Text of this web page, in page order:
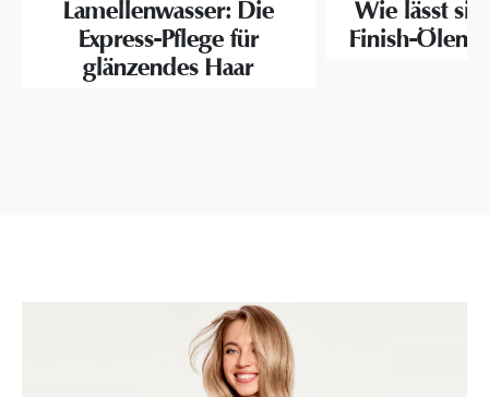
Lamellenwasser: Die
Express-Pflege für
glänzendes Haar
Wie lässt
Finish-Ölen